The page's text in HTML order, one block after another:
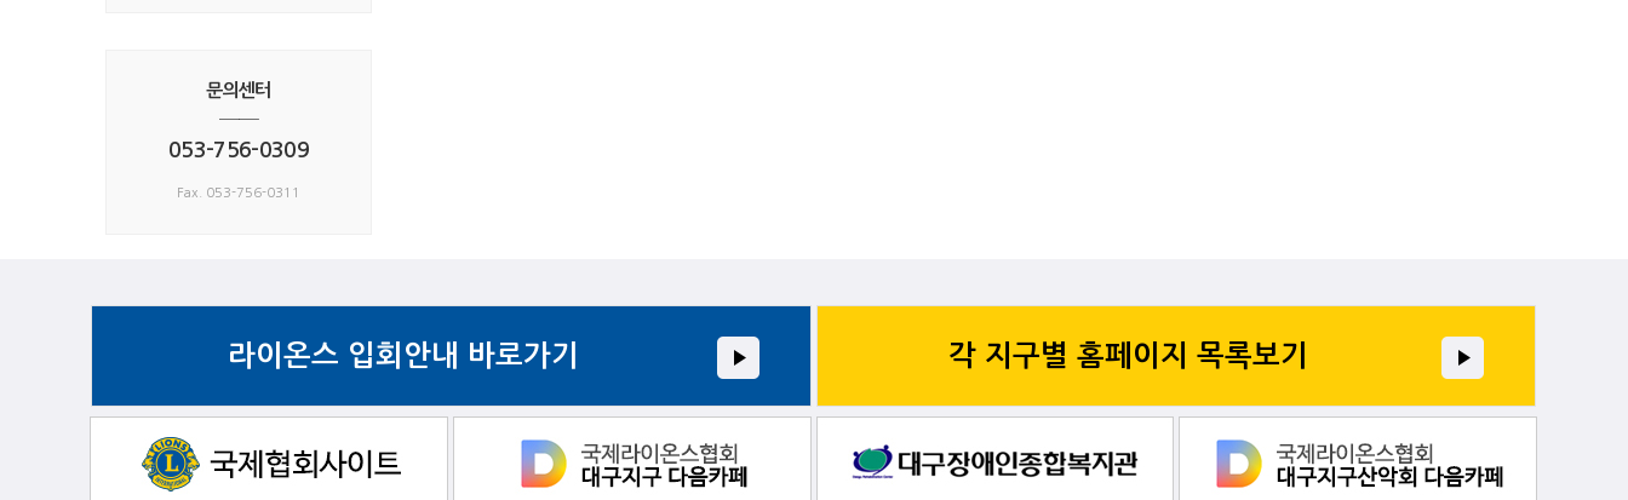
문의센터
──
053-756-0309
Fax. 053-756-0311
라이온스 입회안내 바로가기 각 지구별 홈페이지 목록보기